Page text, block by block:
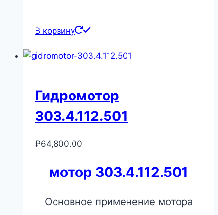
В корзину
Гидромотор
303.4.112.501
₽64,800.00
мотор 303.4.112.501
Основное применение мотора